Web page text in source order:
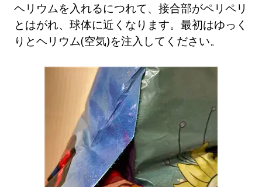
ヘリウムを入れるにつれて、接合部がペリペリ
とはがれ、球体に近くなります。最初はゆっく
りとヘリウム(空気)を注入してください。